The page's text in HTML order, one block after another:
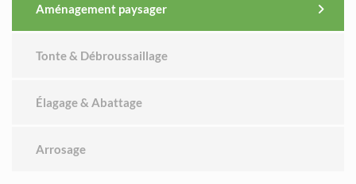
Aménagement paysager
Tonte & Débroussaillage
Élagage & Abattage
Arrosage